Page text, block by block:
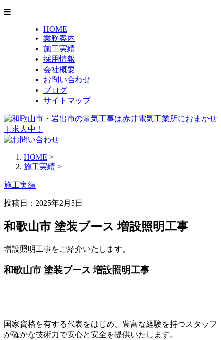
HOME
業務案内
施工実績
採用情報
会社概要
お問い合わせ
ブログ
サイトマップ
HOME >
施工実績 >
施工実績
投稿日：2025年2月5日
和歌山市 塗装ブース 増設照明工事
増設照明工事をご紹介いたします。
和歌山市 塗装ブース 増設照明工事
国家資格を有する代表をはじめ、豊富な経験を持つスタッフ
が確かな技術力で安心と安全を提供いたします。